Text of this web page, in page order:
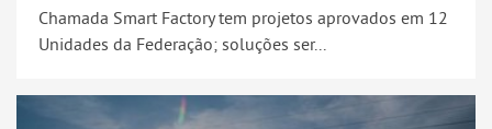
Chamada Smart Factory tem projetos aprovados em 12
Unidades da Federação; soluções ser...